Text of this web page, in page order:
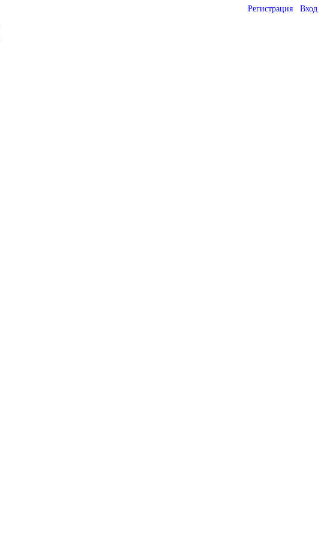
Регистрация Вход